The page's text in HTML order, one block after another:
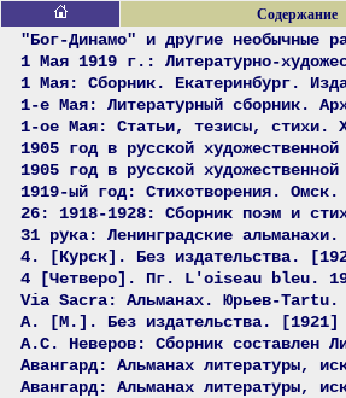
Содержание
"Бог-Динамо" и другие необычные
1 Мая 1919 г.: Литературно-
1 Мая: Сборник. Екатеринбург.
1-е Мая: Литературный сборник.
1-ое Мая: Статьи, тезисы, стихи.
1905 год в русской
1905 год в русской
1919-ый год: Стихотворения. Омск.
26: 1918-1928: Сборник поэм и
31 рука: Ленинградские
4. [Курск]. Без издательства.
4 [Четверо]. Пг. L'oiseau bleu.
Via Sacra: Альманах. Юрьев-Tartu.
А. [М.]. Без издательства. [1921]
А.С. Неверов: Сборник составлен
Авангард: Альманах литературы,
Авангард: Альманах литературы,